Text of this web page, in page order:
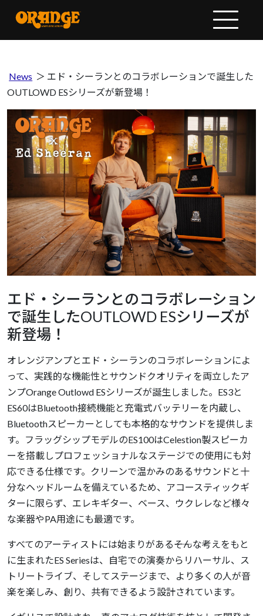
News ＞ エド・シーランとのコラボレーションで誕生した
OUTLOWD ESシリーズが新登場！
エド・シーランとのコラボレーション
で誕生したOUTLOWD ESシリーズが
新登場！
オレンジアンプとエド・シーランのコラボレーションによ
って、実践的な機能性とサウンドクオリティを両立したア
ンプOrange Outlowd ESシリーズが誕生しました。ES3と
ES60はBluetooth接続機能と充電式バッテリーを内蔵し、
Bluetoothスピーカーとしても本格的なサウンドを提供しま
す。フラッグシップモデルのES100はCelestion製スピーカ
ーを搭載しプロフェッショナルなステージでの使用にも対
応できる仕様です。クリーンで温かみのあるサウンドと十
分なヘッドルームを備えているため、アコースティックギ
ターに限らず、エレキギター、ベース、ウクレレなど様々
な楽器やPA用途にも最適です。
すべてのアーティストには始まりがある――そんな考えをもと
に生まれたES Seriesは、自宅での演奏からリハーサル、ス
トリートライブ、そしてステージまで、より多くの人が音
楽を楽しみ、創り、共有できるよう設計されています。